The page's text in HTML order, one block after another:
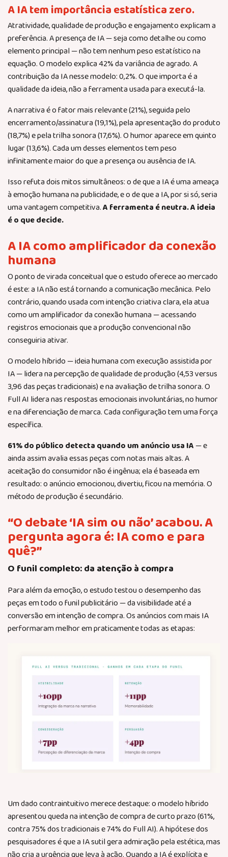
A IA tem importância estatística zero.
Atratividade, qualidade de produção e engajamento explicam a
preferência. A presença de IA — seja como detalhe ou como
elemento principal — não tem nenhum peso estatístico na
equação. O modelo explica 42% da variância de agrado. A
contribuição da IA nesse modelo: 0,2%. O que importa é a
qualidade da ideia, não a ferramenta usada para executá-la.
A narrativa é o fator mais relevante (21%), seguida pelo
encerramento/assinatura (19,1%), pela apresentação do produto
(18,7%) e pela trilha sonora (17,6%). O humor aparece em quinto
lugar (13,6%). Cada um desses elementos tem peso
infinitamente maior do que a presença ou ausência de IA.
Isso refuta dois mitos simultâneos: o de que a IA é uma ameaça
à emoção humana na publicidade, e o de que a IA, por si só, seria
uma vantagem competitiva.A ferramenta é neutra. A ideia
é o que decide.
A IA como amplificador da conexão
humana
O ponto de virada conceitual que o estudo oferece ao mercado
é este: a IA não está tornando a comunicação mecânica. Pelo
contrário, quando usada com intenção criativa clara, ela atua
como um amplificador da conexão humana — acessando
registros emocionais que a produção convencional não
conseguiria ativar.
O modelo híbrido — ideia humana com execução assistida por
IA — lidera na percepção de qualidade de produção (4,53 versus
3,96 das peças tradicionais) e na avaliação de trilha sonora. O
Full AI lidera nas respostas emocionais involuntárias, no humor
e na diferenciação de marca. Cada configuração tem uma força
específica.
61% do público detecta quando um anúncio usa IA — e
ainda assim avalia essas peças com notas mais altas. A
aceitação do consumidor não é ingênua; ela é baseada em
resultado: o anúncio emocionou, divertiu, ficou na memória. O
método de produção é secundário.
“O debate ‘IA sim ou não’ acabou. A
pergunta agora é: IA como e para
quê?”
O funil completo: da atenção à compra
Para além da emoção, o estudo testou o desempenho das
peças em todo o funil publicitário — da visibilidade até a
conversão em intenção de compra. Os anúncios com mais IA
performaram melhor em praticamente todas as etapas:
Um dado contraintuitivo merece destaque: o modelo híbrido
apresentou queda na intenção de compra de curto prazo (61%,
contra 75% dos tradicionais e 74% do Full AI). A hipótese dos
pesquisadores é que a IA sutil gera admiração pela estética, mas
não cria a urgência que leva à ação. Quando a IA é explícita e